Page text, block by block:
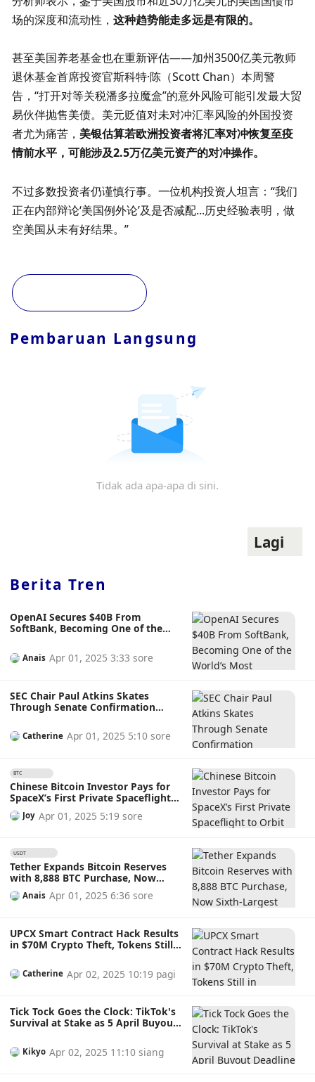
场的深度和流动性，这种趋势能走多远是有限的。
甚至美国养老基金也在重新评估——加州3500亿美元教师
退休基金首席投资官斯科特·陈（Scott Chan）本周警
告，“打开对等关税潘多拉魔盒”的意外风险可能引发最大贸
易伙伴抛售美债。美元贬值对未对冲汇率风险的外国投资
者尤为痛苦，美银估算若欧洲投资者将汇率对冲恢复至疫
情前水平，可能涉及2.5万亿美元资产的对冲操作。
不过多数投资者仍谨慎行事。一位机构投资人坦言：“我们
正在内部辩论‘美国例外论’及是否减配...历史经验表明，做
空美国从未有好结果。”
Pembaruan Langsung
Tidak ada apa-apa di sini.
Lagi
Berita Tren
OpenAI Secures $40B From
SoftBank, Becoming One of the
Firms: Can They Stay Ahead in the
Fiercely Competitive AI Race?
Anais Apr 01, 2025 3:33 sore
SEC Chair Paul Atkins Skates
Through Senate Confirmation
and Vows to Prioritise Digital
Assets
Catherine Apr 01, 2025 5:10 sore
BTC
Chinese Bitcoin Investor Pays for
SpaceX’s First Private Spaceflight
to Orbit Earth’s Poles, Redefining
Space Tourism
Joy Apr 01, 2025 5:19 sore
USDT
Tether Expands Bitcoin Reserves
with 8,888 BTC Purchase, Now
Sixth-Largest BTC Holder: Will This
Move Strengthen Its Position in
Anais Apr 01, 2025 6:36 sore
UPCX Smart Contract Hack Results
in $70M Crypto Theft, Tokens Still
Ongoing Investigation
Catherine Apr 02, 2025 10:19 pagi
Tick Tock Goes the Clock: TikTok's
Survival at Stake as 5 April Buyout
Trump's White House Meeting
About Potential Investors
Kikyo Apr 02, 2025 11:10 siang